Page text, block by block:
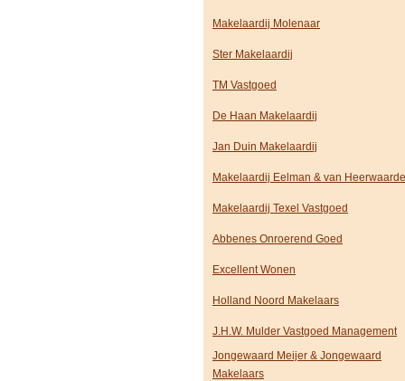
Makelaardij Molenaar
Ster Makelaardij
TM Vastgoed
De Haan Makelaardij
Jan Duin Makelaardij
Makelaardij Eelman & van
Makelaardij Texel Vastgoed
Abbenes Onroerend Goed
Excellent Wonen
Holland Noord Makelaars
J.H.W. Mulder Vastgoed Management
Jongewaard Meijer & Jongewaard
Makelaars